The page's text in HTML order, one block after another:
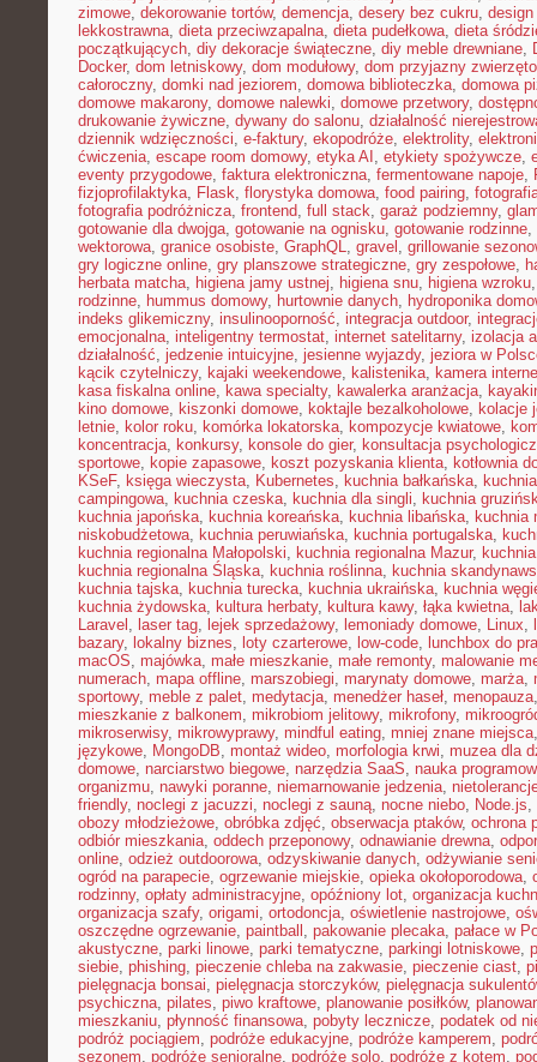
zimowe, dekorowanie tortów, demencja, desery bez cukru,
lekkostrawna, dieta przeciwzapalna, dieta pudełkowa, dieta
początkujących, diy dekoracje świąteczne, diy meble drewniane,
Docker, dom letniskowy, dom modułowy, dom przyjazny
całoroczny, domki nad jeziorem, domowa biblioteczka, domowa
domowe makarony, domowe nalewki, domowe przetwory,
drukowanie żywiczne, dywany do salonu, działalność
dziennik wdzięczności, e-faktury, ekopodróże, elektrolity,
ćwiczenia, escape room domowy, etyka AI , etykiety spożywcze,
eventy przygodowe, faktura elektroniczna, fermentowane napoje,
fizjoprofilaktyka, Flask, florystyka domowa, food pairing,
fotografia podróżnicza, frontend, full stack, garaż podziemny,
gotowanie dla dwojga, gotowanie na ognisku, gotowanie rodzinne,
wektorowa, granice osobiste, GraphQL, gravel , grillowanie
gry logiczne online, gry planszowe strategiczne, gry zespołowe,
herbata matcha, higiena jamy ustnej, higiena snu, higiena wzroku
rodzinne, hummus domowy, hurtownie danych, hydroponika
indeks glikemiczny, insulinooporność, integracja outdoor,
emocjonalna, inteligentny termostat, internet satelitarny, izolacja
działalność, jedzenie intuicyjne, jesienne wyjazdy, jeziora w
kącik czytelniczy, kajaki weekendowe, kalistenika, kamera
kasa fiskalna online, kawa specialty, kawalerka aranżacja,
kino domowe, kiszonki domowe, koktajle bezalkoholowe, kolacje
letnie, kolor roku, komórka lokatorska, kompozycje kwiatowe,
koncentracja, konkursy, konsole do gier, konsultacja
sportowe, kopie zapasowe, koszt pozyskania klienta, kotłownia
KSeF, księga wieczysta, Kubernetes, kuchnia bałkańska,
campingowa, kuchnia czeska, kuchnia dla singli, kuchnia
kuchnia japońska, kuchnia koreańska, kuchnia libańska, kuchnia
niskobudżetowa, kuchnia peruwiańska, kuchnia portugalska,
kuchnia regionalna Małopolski, kuchnia regionalna Mazur,
kuchnia regionalna Śląska, kuchnia roślinna, kuchnia
kuchnia tajska, kuchnia turecka, kuchnia ukraińska, kuchnia
kuchnia żydowska, kultura herbaty, kultura kawy, łąka kwietna,
Laravel , laser tag, lejek sprzedażowy, lemoniady domowe, Linux,
bazary, lokalny biznes, loty czarterowe, low-code, lunchbox do
macOS, majówka, małe mieszkanie, małe remonty, malowanie
numerach, mapa offline, marszobiegi, marynaty domowe, marża,
sportowy, meble z palet, medytacja, menedżer haseł, menopauza
mieszkanie z balkonem, mikrobiom jelitowy, mikrofony,
mikroserwisy, mikrowyprawy, mindful eating, mniej znane miejsca
językowe, MongoDB, montaż wideo, morfologia krwi, muzea dla
domowe, narciarstwo biegowe, narzędzia SaaS, nauka
organizmu, nawyki poranne, niemarnowanie jedzenia,
friendly, noclegi z jacuzzi, noclegi z sauną, nocne niebo, Node.js,
obozy młodzieżowe, obróbka zdjęć, obserwacja ptaków, ochrona
odbiór mieszkania, oddech przeponowy, odnawianie drewna,
online, odzież outdoorowa, odzyskiwanie danych, odżywianie
ogród na parapecie, ogrzewanie miejskie, opieka okołoporodowa,
rodzinny, opłaty administracyjne, opóźniony lot, organizacja
organizacja szafy, origami, ortodoncja, oświetlenie nastrojowe,
oszczędne ogrzewanie, paintball , pakowanie plecaka, pałace w
akustyczne, parki linowe, parki tematyczne, parkingi lotniskowe,
siebie, phishing, pieczenie chleba na zakwasie, pieczenie ciast,
pielęgnacja bonsai, pielęgnacja storczyków, pielęgnacja
psychiczna, pilates, piwo kraftowe, planowanie posiłków,
mieszkaniu, płynność finansowa, pobyty lecznicze, podatek od
podróż pociągiem, podróże edukacyjne, podróże kamperem,
sezonem, podróże senioralne, podróże solo, podróże z kotem,